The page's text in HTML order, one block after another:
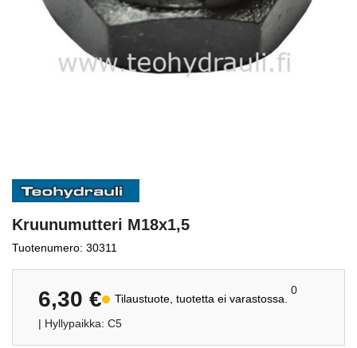
Kruunumutteri M18x1,5
Tuotenumero: 30311
6,30 € Tilaustuote, tuotetta ei varastossa.
0
| Hyllypaikka: C5